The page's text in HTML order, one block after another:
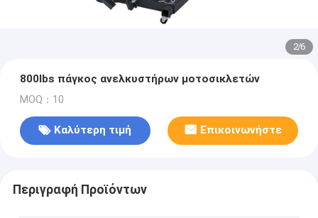
2/6
800lbs πάγκος ανελκυστήρων μοτοσικλετών
MOQ：10
Καλύτερη τιμή Επικοινωνήστε
Περιγραφή Προϊόντων